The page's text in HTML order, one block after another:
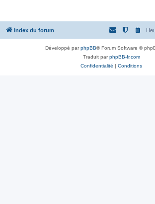
Index du forum
Développé parphpBB® Forum Software ©
Traduit parphpBB-fr.com
Confidentialité | Conditions